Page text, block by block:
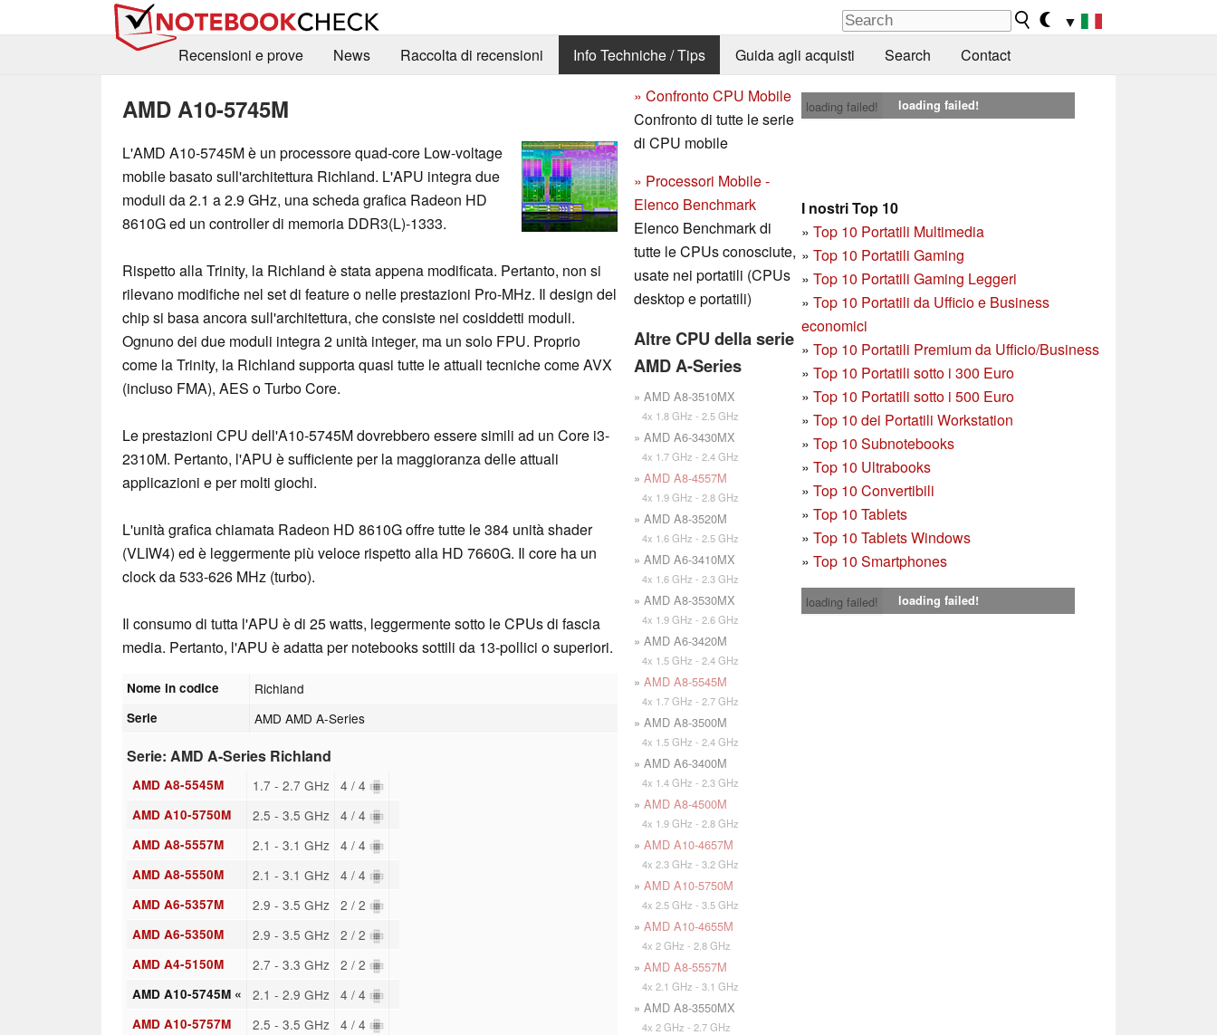
▼
Recensioni e prove
News Raccolta di recensioni Info Techniche / Tips Guida agli acquisti Search Contact
AMD A10-5745M
L'AMD A10-5745M è un processore quad-core Low-voltage
mobile basato sull'architettura Richland. L'APU integra due
moduli da 2.1 a 2.9 GHz, una scheda grafica Radeon HD
8610G ed un controller di memoria DDR3(L)-1333.
Rispetto alla Trinity, la Richland è stata appena modificata. Pertanto, non si
rilevano modifiche nel set di feature o nelle prestazioni Pro-MHz. Il design del
chip si basa ancora sull'architettura, che consiste nei cosiddetti moduli.
Ognuno dei due moduli integra 2 unità integer, ma un solo FPU. Proprio
come la Trinity, la Richland supporta quasi tutte le attuali tecniche come AVX
(incluso FMA), AES o Turbo Core.
Le prestazioni CPU dell'A10-5745M dovrebbero essere simili ad un Core i3-
2310M. Pertanto, l'APU è sufficiente per la maggioranza delle attuali
applicazioni e per molti giochi.
L'unità grafica chiamata Radeon HD 8610G offre tutte le 384 unità shader
(VLIW4) ed è leggermente più veloce rispetto alla HD 7660G. Il core ha un
clock da 533-626 MHz (turbo).
Il consumo di tutta l'APU è di 25 watts, leggermente sotto le CPUs di fascia
media. Pertanto, l'APU è adatta per notebooks sottili da 13-pollici o superiori.
Nome in codice Richland
Serie AMD AMD A-Series
Serie: AMD A-Series Richland
AMD A8-5545M 1.7 - 2.7 GHz 4 / 4
AMD A10-5750M 2.5 - 3.5 GHz 4 / 4
AMD A8-5557M 2.1 - 3.1 GHz 4 / 4
AMD A8-5550M 2.1 - 3.1 GHz 4 / 4
AMD A6-5357M 2.9 - 3.5 GHz 2 / 2
AMD A6-5350M 2.9 - 3.5 GHz 2 / 2
AMD A4-5150M 2.7 - 3.3 GHz 2 / 2
AMD A10-5745M « 2.1 - 2.9 GHz 4 / 4
AMD A10-5757M 2.5 - 3.5 GHz 4 / 4
» Confronto CPU Mobile
Confronto di tutte le serie
di CPU mobile
» Processori Mobile -
Elenco Benchmark
Elenco Benchmark di
tutte le CPUs conosciute,
usate nei portatili (CPUs
desktop e portatili)
Altre CPU della serie
AMD A-Series
» AMD A8-3510MX
4x 1.8 GHz - 2.5 GHz
» AMD A6-3430MX
4x 1.7 GHz - 2.4 GHz
» AMD A8-4557M
4x 1.9 GHz - 2.8 GHz
» AMD A8-3520M
4x 1.6 GHz - 2.5 GHz
» AMD A6-3410MX
4x 1.6 GHz - 2.3 GHz
» AMD A8-3530MX
4x 1.9 GHz - 2.6 GHz
» AMD A6-3420M
4x 1.5 GHz - 2.4 GHz
» AMD A8-5545M
4x 1.7 GHz - 2.7 GHz
» AMD A8-3500M
4x 1.5 GHz - 2.4 GHz
» AMD A6-3400M
4x 1.4 GHz - 2.3 GHz
» AMD A8-4500M
4x 1.9 GHz - 2.8 GHz
» AMD A10-4657M
4x 2.3 GHz - 3.2 GHz
» AMD A10-5750M
4x 2.5 GHz - 3.5 GHz
» AMD A10-4655M
4x 2 GHz - 2.8 GHz
» AMD A8-5557M
4x 2.1 GHz - 3.1 GHz
» AMD A8-3550MX
4x 2 GHz - 2.7 GHz
loading failed! loading failed!
I nostri Top 10
» Top 10 Portatili Multimedia
» Top 10 Portatili Gaming
» Top 10 Portatili Gaming Leggeri
» Top 10 Portatili da Ufficio e Business
economici
» Top 10 Portatili Premium da Ufficio/Business
» Top 10 Portatili sotto i 300 Euro
» Top 10 Portatili sotto i 500 Euro
» Top 10 dei Portatili Workstation
» Top 10 Subnotebooks
» Top 10 Ultrabooks
» Top 10 Convertibili
» Top 10 Tablets
» Top 10 Tablets Windows
» Top 10 Smartphones
loading failed! loading failed!